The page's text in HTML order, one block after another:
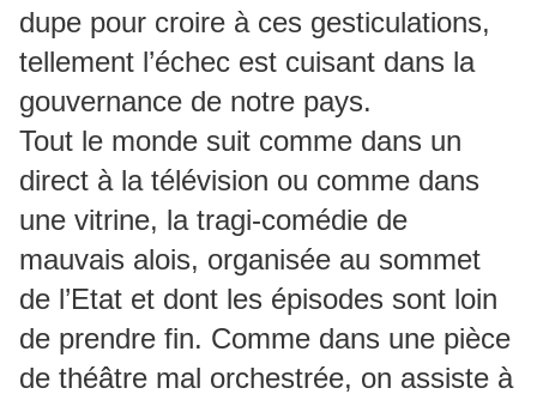
dupe pour croire à ces gesticulations,
tellement l’échec est cuisant dans la
gouvernance de notre pays.
Tout le monde suit comme dans un
direct à la télévision ou comme dans
une vitrine, la tragi-comédie de
mauvais alois, organisée au sommet
de l’Etat et dont les épisodes sont loin
de prendre fin. Comme dans une pièce
de théâtre mal orchestrée, on assiste à